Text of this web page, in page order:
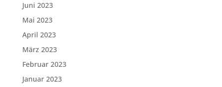
Juni 2023
Mai 2023
April 2023
März 2023
Februar 2023
Januar 2023